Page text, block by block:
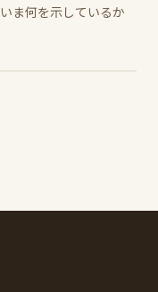
ま何を示しているか